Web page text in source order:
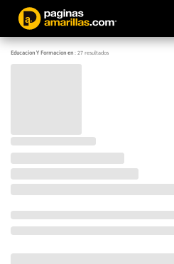
Educacion Y Formacion en:27resultados